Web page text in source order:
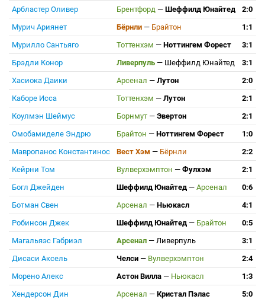
Арбластер Оливер Брентфорд — Шеффилд Юнайтед
2:0
Мурич Ариянет
Бёрнли — Брайтон
1:1
Мурилло Сантьяго
Тоттенхэм — Ноттингем Форест
3:1
Брэдли Конор
Ливерпуль — Шеффилд Юнайтед
3:1
Хасиока Даики
Арсенал — Лутон
2:0
Каборе Исса
Тоттенхэм — Лутон
2:1
Коулмэн Шеймус
Борнмут — Эвертон
2:1
Омобамиделе Эндрю
Брайтон — Ноттингем Форест
1:0
Мавропанос Константинос
Вест Хэм — Бёрнли
2:2
Кейрни Том
Вулверхэмптон — Фулхэм
2:1
Богл Джейден
Шеффилд Юнайтед — Арсенал
0:6
Ботман Свен
Арсенал — Ньюкасл
4:1
Робинсон Джек
Шеффилд Юнайтед — Брайтон
0:5
Магальяэс Габриэл
Арсенал — Ливерпуль
3:1
Дисаси Аксель
Челси — Вулверхэмптон
2:4
Морено Алекс
Астон Вилла — Ньюкасл
1:3
Хендерсон Дин
Арсенал — Кристал Пэлас
5:0